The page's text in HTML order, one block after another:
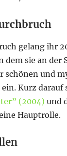
gelang ihr
sie an der
schönen und
Kurz darauf
(2004) und
Hauptrolle.